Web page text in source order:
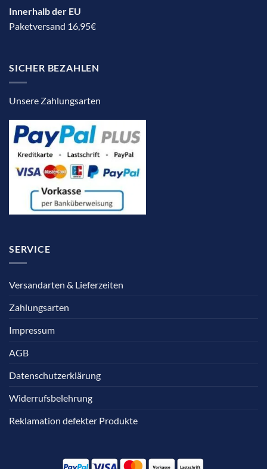
Innerhalb der EU
Paketversand 16,95€
SICHER BEZAHLEN
Unsere Zahlungsarten
SERVICE
Versandarten & Lieferzeiten
Zahlungsarten
Impressum
AGB
Datenschutzerklärung
Widerrufsbelehrung
Reklamation defekter Produkte